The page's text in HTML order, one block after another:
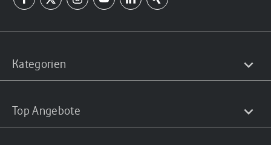
Kategorien
Top Angebote